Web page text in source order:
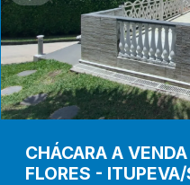
CHÁCARA A
FLORES - ITUPEVA/